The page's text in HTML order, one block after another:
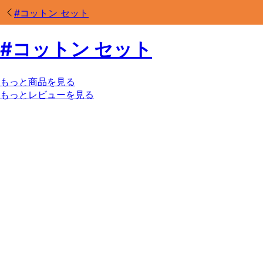
#コットン セット
#コットン セット
もっと商品を見る
もっとレビューを見る